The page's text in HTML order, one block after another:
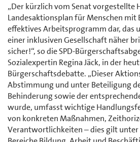
„Der kürzlich vom Senat vorgestellte
Landesaktionsplan für Menschen mit
effektives Arbeitsprogramm dar, das
einer inklusiven Gesellschaft näher
sicher!“, so die SPD-
Sozialexpertin Regina Jäck, in der
Bürgerschaftsdebatte. „Dieser
Abstimmung und unter Beteiligung
Behinderung sowie der
wurde, umfasst wichtige
von konkreten Maßnahmen,
Verantwortlichkeiten – dies gilt